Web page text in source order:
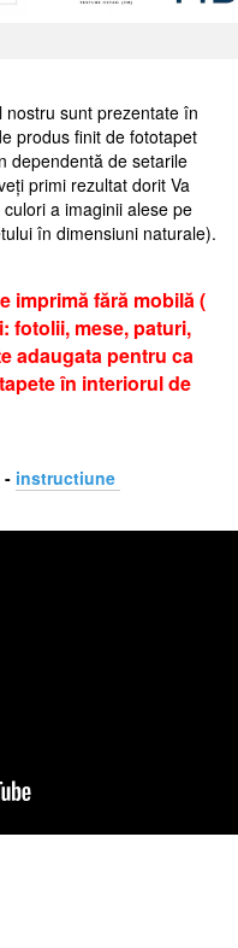
sunt prezentate în
produs finit de fototapet
dependentă de setarile
primi rezultat dorit Va
a imaginii alese pe
în dimensiuni naturale).
imprimă fără mobilă (
fotolii, mese, paturi,
adaugata pentru ca
în interiorul de
- instructiune